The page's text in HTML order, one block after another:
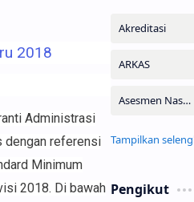
2018
Administrasi
dengan referensi
Minimum
2018. Di bawah Pengikut